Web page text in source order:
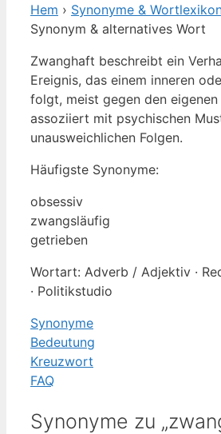
Hem › Synonyme &
Synonym & alternatives Wort
Zwanghaft beschreibt ein
Ereignis, das einem inneren
folgt, meist gegen den
assoziiert mit psychischen
unausweichlichen Folgen.
Häufigste Synonyme:
obsessiv
zwangsläufig
getrieben
Wortart: Adverb / Adjektiv ·
· Politikstudio
Synonyme
Bedeutung
Kreuzwort
FAQ
Synonyme zu